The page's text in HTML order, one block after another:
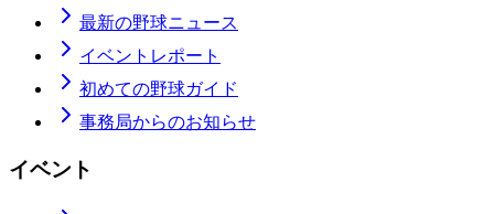
最新の野球ニュース
イベントレポート
初めての野球ガイド
事務局からのお知らせ
イベント